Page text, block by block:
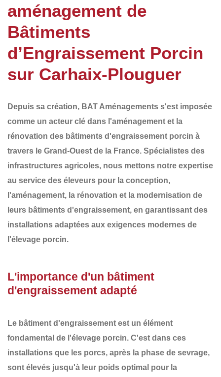
aménagement de
Bâtiments
d’Engraissement Porcin
sur Carhaix-Plouguer
Depuis sa création, BAT Aménagements s'est imposée
comme un acteur clé dans l'aménagement et la
rénovation des bâtiments d'engraissement porcin à
travers le Grand-Ouest de la France. Spécialistes des
infrastructures agricoles, nous mettons notre expertise
au service des éleveurs pour la conception,
l'aménagement, la rénovation et la modernisation de
leurs bâtiments d'engraissement, en garantissant des
installations adaptées aux exigences modernes de
l'élevage porcin.
L'importance d'un bâtiment
d'engraissement adapté
Le bâtiment d'engraissement est un élément
fondamental de l'élevage porcin. C'est dans ces
installations que les porcs, après la phase de sevrage,
sont élevés jusqu'à leur poids optimal pour la